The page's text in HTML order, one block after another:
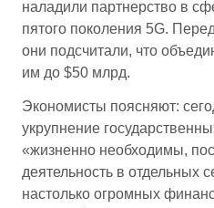
наладили партнерство в
пятого поколения 5G.
они подсчитали, что
им до $50 млрд.
Экономисты поясняют:
укрупнение
«жизненно необходимы,
деятельность в отдельных
настолько огромных